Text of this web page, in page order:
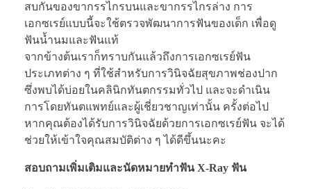
สบกันของขากรรไกรบนและขากรรไกรล่าง การ
เอกซเรย์แบบนี้จะใช้ตรวจพัฒนาการฟันของเด็ก เพื่อดู
ฟันน้ำนมและฟันแท้
จากข้างต้นเราก็ทราบกันแล้วถึงการเอกซเรย์ฟัน
ประเภทต่าง ๆ ที่ใช้สำหรับการวินิจฉัยสุขภาพช่องปาก
ซึ่งพบได้บ่อยในคลินิกทันตกรรมทั่วไป และจะดำเนิน
การโดยทันตแพทย์และผู้เชี่ยวชาญเท่านั้น ครั้งต่อไป
หากคุณต้องได้รับการวินิจฉัยด้วยการเอกซเรย์ฟัน จะได้
ช่วยให้เข้าใจคุณสมบัติต่าง ๆ ได้ดีขึ้นนะคะ
สอบถามเพิ่มเติมและนัดหมายทำฟัน X-Ray ฟัน